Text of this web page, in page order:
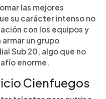
las mejores
su carácter intenso no
con los equipos y
un grupo
Sub 20, algo que no
enorme.
Cienfuegos